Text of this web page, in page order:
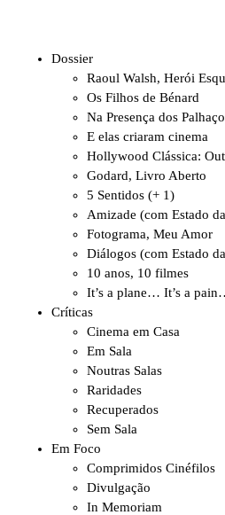
Dossier
Raoul Walsh, Herói
Os Filhos de Bénard
Na Presença dos
E elas criaram cinema
Hollywood Clássica:
Godard, Livro Aberto
5 Sentidos (+ 1)
Amizade (com Estado
Fotograma, Meu Amor
Diálogos (com Estado
10 anos, 10 filmes
It’s a plane… It’s a
Críticas
Cinema em Casa
Em Sala
Noutras Salas
Raridades
Recuperados
Sem Sala
Em Foco
Comprimidos Cinéfilos
Divulgação
In Memoriam